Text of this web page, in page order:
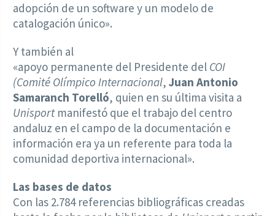
adopción de un software y un modelo de
catalogación único».
Y también al
«apoyo permanente del Presidente del COI
(Comité Olímpico Internacional, Juan Antonio
Samaranch Torelló, quien en su última visita a
Unisportmanifestó que el trabajo del centro
andaluz en el campo de la documentación e
información era ya un referente para toda la
comunidad deportiva internacional».
Las bases de datos
Con las 2.784 referencias bibliográficas creadas